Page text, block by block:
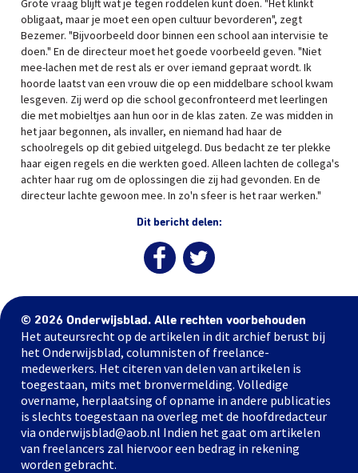
Grote vraag blijft wat je tegen roddelen kunt doen. "Het klinkt
obligaat, maar je moet een open cultuur bevorderen", zegt
Bezemer. "Bijvoorbeeld door binnen een school aan intervisie te
doen." En de directeur moet het goede voorbeeld geven. "Niet
mee-lachen met de rest als er over iemand gepraat wordt. Ik
hoorde laatst van een vrouw die op een middelbare school kwam
lesgeven. Zij werd op die school geconfronteerd met leerlingen
die met mobieltjes aan hun oor in de klas zaten. Ze was midden in
het jaar begonnen, als invaller, en niemand had haar de
schoolregels op dit gebied uitgelegd. Dus bedacht ze ter plekke
haar eigen regels en die werkten goed. Alleen lachten de collega's
achter haar rug om de oplossingen die zij had gevonden. En de
directeur lachte gewoon mee. In zo'n sfeer is het raar werken."
Dit bericht delen:
© 2026 Onderwijsblad. Alle rechten voorbehouden
Het auteursrecht op de artikelen in dit archief berust bij
het Onderwijsblad, columnisten of freelance-
medewerkers. Het citeren van delen van artikelen is
toegestaan, mits met bronvermelding. Volledige
overname, herplaatsing of opname in andere publicaties
is slechts toegestaan na overleg met de hoofdredacteur
via onderwijsblad@aob.nl Indien het gaat om artikelen
van freelancers zal hiervoor een bedrag in rekening
worden gebracht.